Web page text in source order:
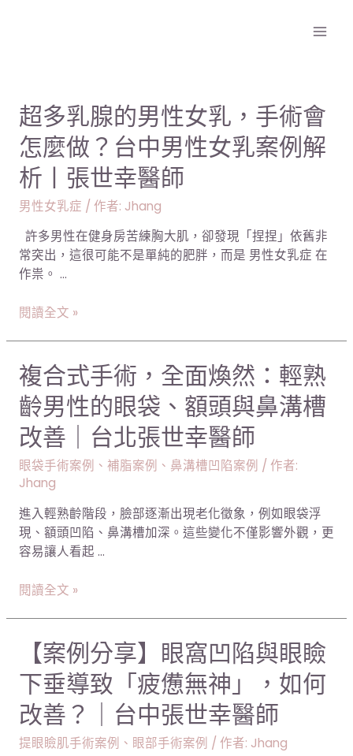
超多乳腺的男性女乳，手術會
怎麼做？台中男性女乳案例解
析丨張世幸醫師
男性女乳症 / 作者: Jhang
許多男性在健身房苦練胸大肌，卻發現「捏捏」依舊非
常突出，這很可能不是單純的肥胖，而是 男性女乳症 在
作祟。 …
超
多
乳
腺
的
男
女
乳，
手
會
做？
台
中
男
性
女
乳
案
例
解
析
丨
張
世
師
閱讀全文 »
複合式手術，全面煥然：輕熟
齡男性的眼袋、額頭與鼻溝槽
改善｜台北張世幸醫師
眼袋手術案例 、 補脂案例 、 鼻溝槽凹陷案例 / 作者:
Jhang
進入輕熟齡階段，臉部逐漸出現老化徵象，例如眼袋浮
現、額頭凹陷、鼻溝槽加深。這些變化不僅影響外觀，更
容易讓人看起 …
複
合
式
手
術，
全
面
然：
輕
熟
男
性
袋、
頭
與
鼻
閱讀全文 »
【案例分享】眼窩凹陷與眼瞼
下垂導致「疲憊無神」，如何
改善？｜台中張世幸醫師
提眼瞼肌手術案例 、 眼部手術案例 / 作者: Jhang
【案
享】
眼
窩